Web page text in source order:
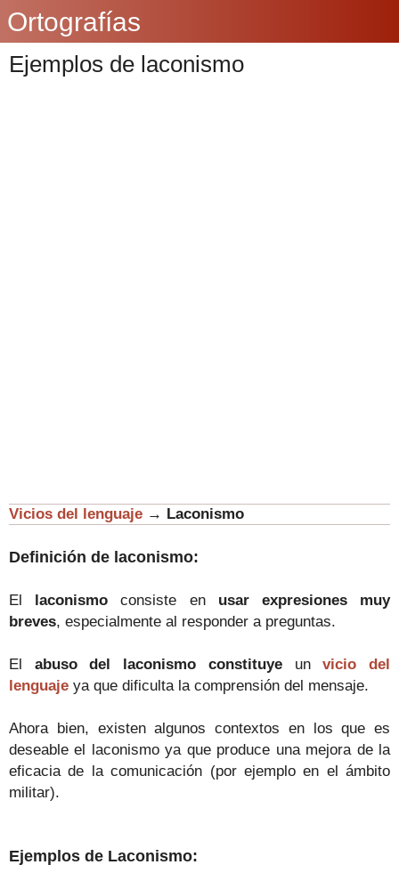
Ortografías
Ejemplos de laconismo
Vicios del lenguaje → Laconismo
Definición de laconismo:
El laconismoconsiste en usar expresiones muy
breves, especialmente al responder a preguntas.
El abuso del laconismo constituyeunvicio del
lenguaje ya que dificulta la comprensión del mensaje.
Ahora bien, existen algunos contextos en los que es
deseable el laconismo ya que produce una mejora de la
eficacia de la comunicación (por ejemplo en el ámbito
militar).
Ejemplos de Laconismo: